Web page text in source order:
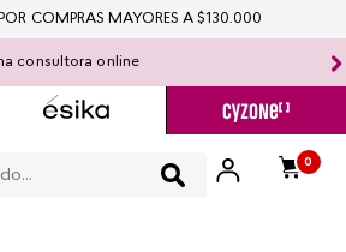
consultora online
0
COMPRAS MAYORES A $130.000